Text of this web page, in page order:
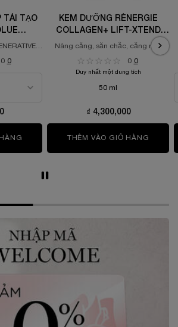
ĐỔI BIỂU HIỆN TUỔI DA LANCÔME
TÁI TẠO
0 0
KEM DƯỠNG GIÚP TÁI TẠO LÀN DA
KEM DƯỠNG RÉNERGIE
COLLAGEN+ LIFT-XTEND
CREAM
Nâng căng, săn chắc, căng mịn
0 0
Duy nhất một dung tích
50 ml
₫ 4,300,000
THÊM VÀO GIỎ HÀNG